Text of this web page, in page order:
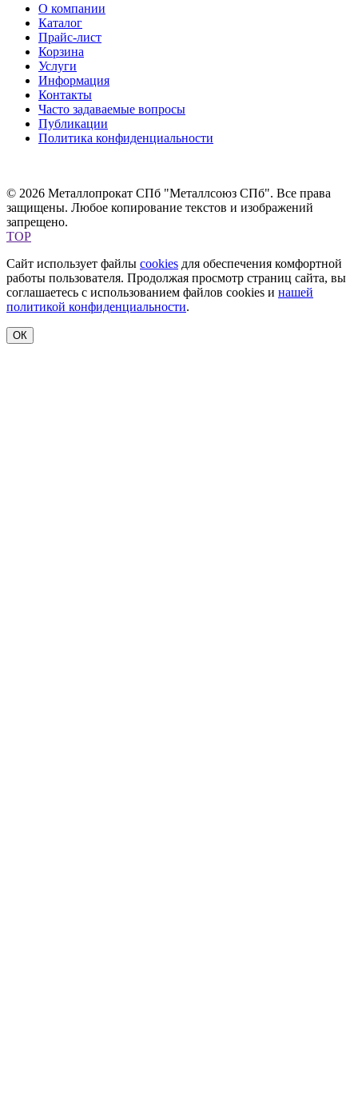
О компании
Каталог
Прайс-лист
Корзина
Услуги
Информация
Контакты
Часто задаваемые вопросы
Публикации
Политика конфиденциальности
© 2026 Металлопрокат СПб "Металлсоюз СПб". Все права
защищены. Любое копирование текстов и изображений
запрещено.
TOP
Сайт использует файлы cookies для обеспечения комфортной
работы пользователя. Продолжая просмотр страниц сайта, вы
соглашаетесь с использованием файлов cookies и нашей
политикой конфиденциальности.
ОК